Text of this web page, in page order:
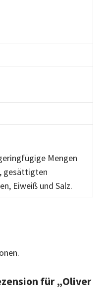
Mengen
gesättigten
Eiweiß und Salz.
für „Oliver